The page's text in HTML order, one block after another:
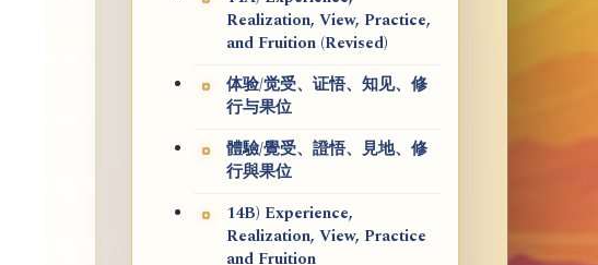
Realization, View, Practice,
and Fruition (Revised)
体验/觉受、证悟、知见、修
行与果位
體驗/覺受、證悟、見地、修
行與果位
14B) Experience,
Realization, View, Practice
and Fruition